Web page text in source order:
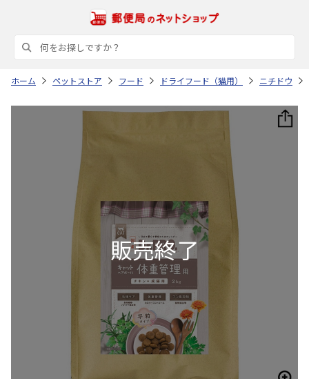
ホーム ペットストア フード ドライフード（猫用） ニチドウ